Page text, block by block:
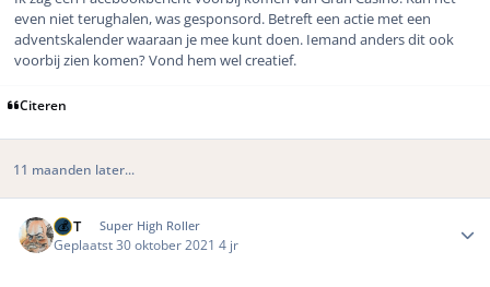
even niet terughalen, was gesponsord. Betreft een actie met een
adventskalender waaraan je mee kunt doen. Iemand anders dit ook
voorbij zien komen? Vond hem wel creatief.
Citeren
11 maanden later...
MrT Super High Roller
Geplaatst 30 oktober 20214 jr